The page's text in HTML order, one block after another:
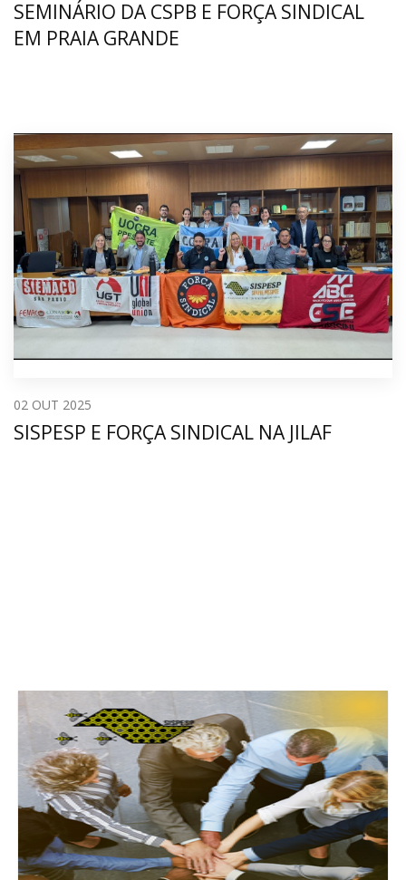
SEMINÁRIO DA CSPB E FORÇA SINDICAL
EM PRAIA GRANDE
02 OUT 2025
SISPESP E FORÇA SINDICAL NA JILAF